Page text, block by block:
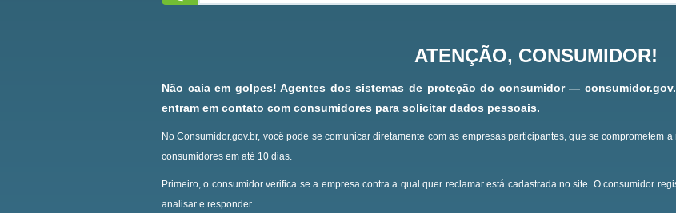
ATENÇÃO, CONSUMIDOR!
Não caia em golpes! Agentes dos sistemas de proteção do consumidor —
entram em contato com consumidores para solicitar dados pessoais.
No Consumidor.gov.br, você pode se comunicar diretamente com as empresas participantes, que se comprometem
consumidores em até 10 dias.
Primeiro, o consumidor verifica se a empresa contra a qual quer reclamar está cadastrada no site. O consumidor
analisar e responder.